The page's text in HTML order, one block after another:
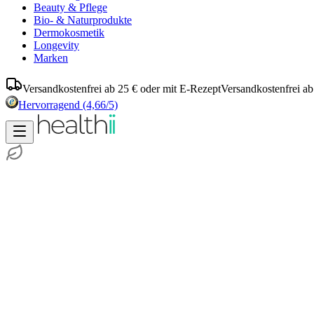
Beauty & Pflege
Bio- & Naturprodukte
Dermokosmetik
Longevity
Marken
Versandkostenfrei ab 25 € oder mit E-RezeptVersandkostenfrei
Hervorragend (4,66/5)